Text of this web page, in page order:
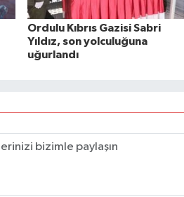
Ordulu Kıbrıs Gazisi Sabri
Yıldız, son yolculuğuna
uğurlandı